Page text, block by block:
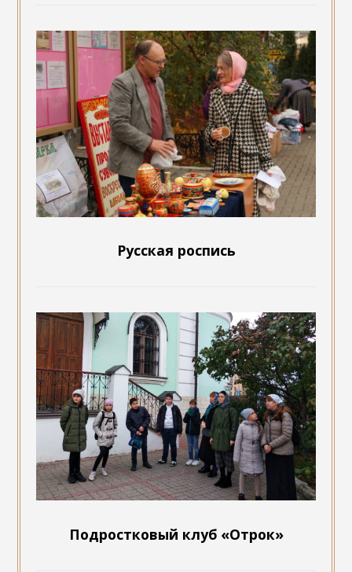
Русская роспись
Подростковый клуб «Отрок»